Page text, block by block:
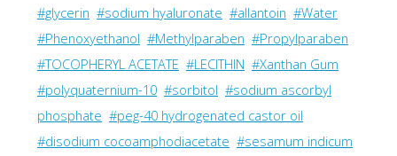
#glycerin #sodium hyaluronate #allantoin #Water
#Phenoxyethanol #Methylparaben #Propylparaben
#TOCOPHERYL ACETATE #LECITHIN #Xanthan Gum
#polyquaternium-10 #sorbitol #sodium ascorbyl
phosphate #peg-40 hydrogenated castor oil
#disodium cocoamphodiacetate #sesamum indicum